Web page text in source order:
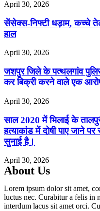
April 30, 2026
सेंसेक्स-निफ्टी धड़ाम, कच्चे
हाल
April 30, 2026
जशपुर जिले के पत्थलगांव
कर बिक्री करने वाले एक
April 30, 2026
साल 2020 में भिलाई के
हत्याकांड में दोषी पाए जाने
सुनाई है।
April 30, 2026
About Us
Lorem ipsum dolor sit amet,
luctus nec. Curabitur a felis in
interdum lacus sit amet orci.